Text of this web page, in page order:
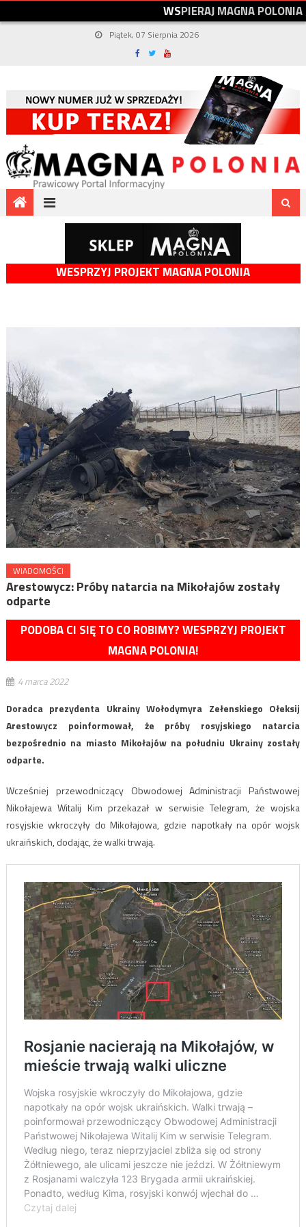
WSPIERAJMAGNAPOLONIA
Piątek, 07 Sierpnia 2026
WESPRZYJ PROJEKT MAGNA POLONIA
WIADOMOŚCI
Arestowycz: Próby natarcia na Mikołajów zostały
odparte
PODOBA CI SIĘ TO CO ROBIMY? WESPRZYJ PROJEKT
MAGNA POLONIA!
4 marca 2022
Doradca prezydenta Ukrainy Wołodymyra Zełenskiego Ołeksij
Arestowycz poinformował, że próby rosyjskiego natarcia
bezpośrednio na miasto Mikołajów na południu Ukrainy zostały
odparte.
Wcześniej przewodniczący Obwodowej Administracji Państwowej
Nikołajewa Witalij Kim przekazał w serwisie Telegram, że wojska
rosyjskie wkroczyły do ​​Mikołajowa, gdzie napotkały na opór wojsk
ukraińskich, dodając, że walki trwają.